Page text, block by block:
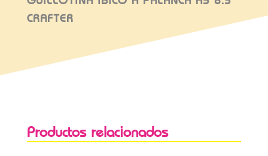
CRAFTER
Productos relacionados